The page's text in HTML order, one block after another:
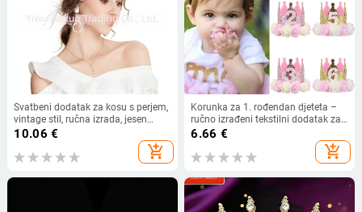
Svatbeni dodatak za kosu s perjem,
vintage stil, ručna izrada, jesen
2023
10.06 €
add_shopping_cart
Korunka za 1. rođendan djeteta –
ručno izrađeni tekstilni dodatak za
fotografije, sklopiv i prilagodljiv, s
6.66 €
add_shopping_cart